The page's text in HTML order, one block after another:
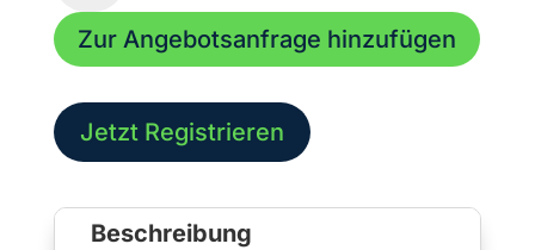
Paveosub-
118
Menge
Zur Angebotsanfrage hinzufügen
Jetzt Registrieren
Beschreibung